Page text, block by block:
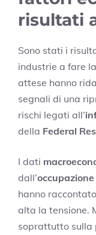
risultati
Sono stati i
industrie a fare
attese hanno
segnali di una
rischi legati all’
della Federal
I dati
dall’occupazione
hanno
alta la tensione.
soprattutto sulla